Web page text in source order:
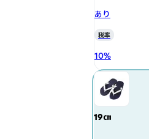
あり
税率
10%
19㎝